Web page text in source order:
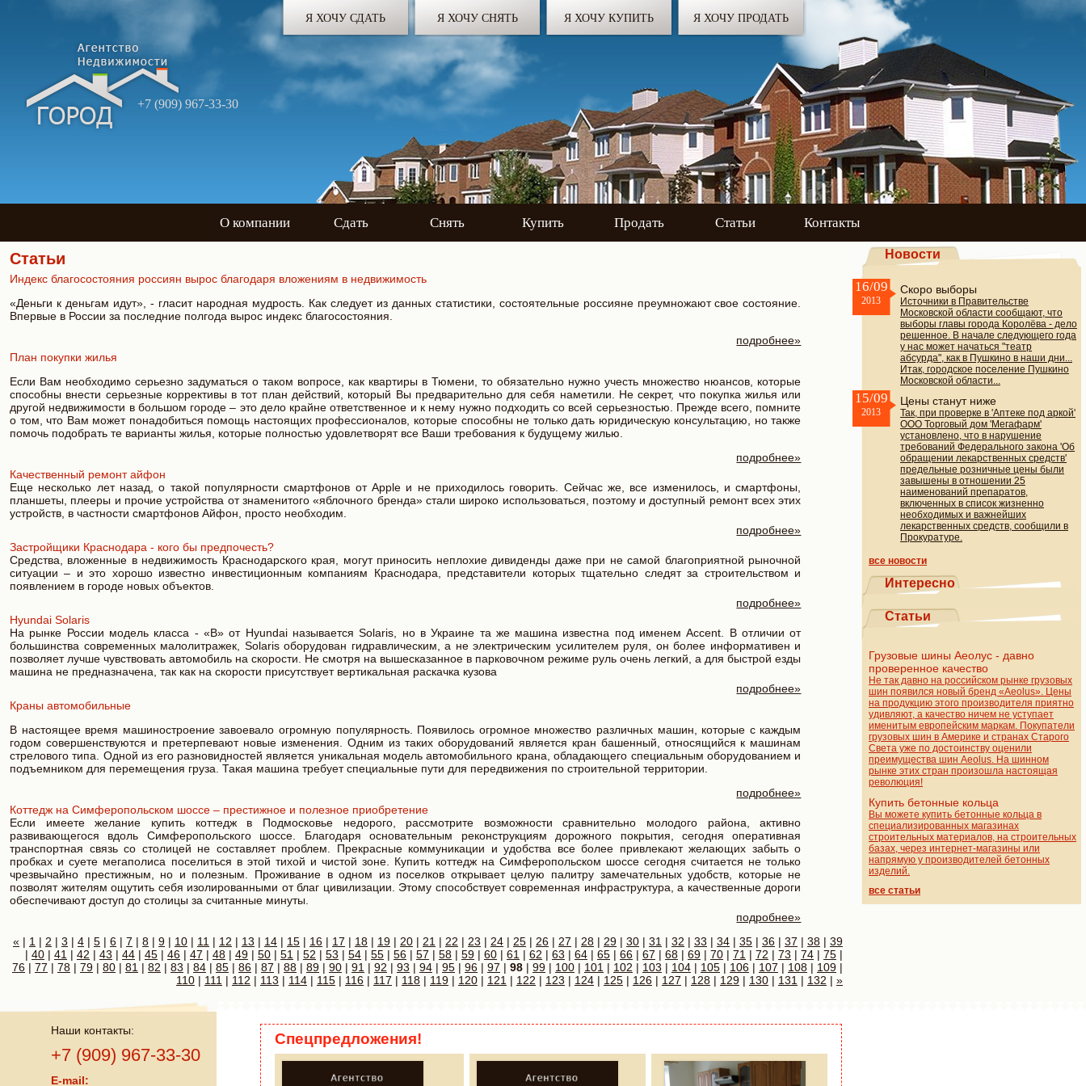
Я ХОЧУ СДАТЬ Я ХОЧУ СНЯТЬ Я ХОЧУ КУПИТЬ Я ХОЧУ ПРОДАТЬ
+7 (909) 967-33-30
О компании Сдать Снять Купить Продать Статьи Контакты
Статьи
Индекс благосостояния россиян вырос благодаря вложениям в недвижимость
«Деньги к деньгам идут», - гласит народная мудрость. Как следует из данных статистики, состоятельные россияне преумножают свое состояние.
Впервые в России за последние полгода вырос индекс благосостояния.
подробнее»
План покупки жилья
Если Вам необходимо серьезно задуматься о таком вопросе, как квартиры в Тюмени, то обязательно нужно учесть множество нюансов, которые
способны внести серьезные коррективы в тот план действий, который Вы предварительно для себя наметили. Не секрет, что покупка жилья или
другой недвижимости в большом городе – это дело крайне ответственное и к нему нужно подходить со всей серьезностью. Прежде всего, помните
о том, что Вам может понадобиться помощь настоящих профессионалов, которые способны не только дать юридическую консультацию, но также
помочь подобрать те варианты жилья, которые полностью удовлетворят все Ваши требования к будущему жилью.
подробнее»
Качественный ремонт айфон
Еще несколько лет назад, о такой популярности смартфонов от Applе и не приходилось говорить. Сейчас же, все изменилось, и смартфоны,
планшеты, плееры и прочие устройства от знаменитого «яблочного бренда» стали широко использоваться, поэтому и доступный ремонт всех этих
устройств, в частности смартфонов Айфон, просто необходим.
подробнее»
Застройщики Краснодара - кого бы предпочесть?
Средства, вложенные в недвижимость Краснодарского края, могут приносить неплохие дивиденды даже при не самой благоприятной рыночной
ситуации – и это хорошо известно инвестиционным компаниям Краснодара, представители которых тщательно следят за строительством и
появлением в городе новых объектов.
подробнее»
Hyundai Solaris
На рынке России модель класса - «В» от Hyundai называется Solaris, но в Украине та же машина известна под именем Accent. В отличии от
большинства современных малолитражек, Solaris оборудован гидравлическим, а не электрическим усилителем руля, он более информативен и
позволяет лучше чувствовать автомобиль на скорости. Не смотря на вышесказанное в парковочном режиме руль очень легкий, а для быстрой езды
машина не предназначена, так как на скорости присутствует вертикальная раскачка кузова
подробнее»
Краны автомобильные
В настоящее время машиностроение завоевало огромную популярность. Появилось огромное множество различных машин, которые с каждым
годом совершенствуются и претерпевают новые изменения. Одним из таких оборудований является кран башенный, относящийся к машинам
стрелового типа. Одной из его разновидностей является уникальная модель автомобильного крана, обладающего специальным оборудованием и
подъемником для перемещения груза. Такая машина требует специальные пути для передвижения по строительной территории.
подробнее»
Коттедж на Симферопольском шоссе – престижное и полезное приобретение
Если имеете желание купить коттедж в Подмосковье недорого, рассмотрите возможности сравнительно молодого района, активно
развивающегося вдоль Симферопольского шоссе. Благодаря основательным реконструкциям дорожного покрытия, сегодня оперативная
транспортная связь со столицей не составляет проблем. Прекрасные коммуникации и удобства все более привлекают желающих забыть о
пробках и суете мегаполиса поселиться в этой тихой и чистой зоне. Купить коттедж на Симферопольском шоссе сегодня считается не только
чрезвычайно престижным, но и полезным. Проживание в одном из поселков открывает целую палитру замечательных удобств, которые не
позволят жителям ощутить себя изолированными от благ цивилизации. Этому способствует современная инфраструктура, а качественные дороги
обеспечивают доступ до столицы за считанные минуты.
подробнее»
« | 1 | 2 | 3 | 4 | 5 | 6 | 7 | 8 | 9 | 10 | 11 | 12 | 13 | 14 | 15 | 16 | 17 | 18 | 19 | 20 | 21 | 22 | 23 | 24 | 25 | 26 | 27 | 28 | 29 | 30 | 31 | 32 | 33 | 34 | 35 | 36 | 37 | 38 | 39
| 40 | 41 | 42 | 43 | 44 | 45 | 46 | 47 | 48 | 49 | 50 | 51 | 52 | 53 | 54 | 55 | 56 | 57 | 58 | 59 | 60 | 61 | 62 | 63 | 64 | 65 | 66 | 67 | 68 | 69 | 70 | 71 | 72 | 73 | 74 | 75 |
76 | 77 | 78 | 79 | 80 | 81 | 82 | 83 | 84 | 85 | 86 | 87 | 88 | 89 | 90 | 91 | 92 | 93 | 94 | 95 | 96 | 97 | 98 | 99 | 100 | 101 | 102 | 103 | 104 | 105 | 106 | 107 | 108 | 109 |
110 | 111 | 112 | 113 | 114 | 115 | 116 | 117 | 118 | 119 | 120 | 121 | 122 | 123 | 124 | 125 | 126 | 127 | 128 | 129 | 130 | 131 | 132 | »
Новости
16/09
2013
Скоро выборы
Источники в Правительстве
Московской области сообщают, что
выборы главы города Королёва - дело
решенное. В начале следующего года
у нас может начаться "театр
абсурда", как в Пушкино в наши дни...
Итак, городское поселение Пушкино
Московской области...
15/09
2013
Цены станут ниже
Так, при проверке в 'Аптеке под аркой'
ООО Торговый дом 'Мегафарм'
установлено, что в нарушение
требований Федерального закона 'Об
обращении лекарственных средств'
предельные розничные цены были
завышены в отношении 25
наименований препаратов,
включенных в список жизненно
необходимых и важнейших
лекарственных средств, сообщили в
Прокуратуре.
все новости
Интересно
Статьи
Грузовые шины Аеолус - давно
проверенное качество
Не так давно на российском рынке грузовых
шин появился новый бренд «Aeolus». Цены
на продукцию этого производителя приятно
удивляют, а качество ничем не уступает
именитым европейским маркам. Покупатели
грузовых шин в Америке и странах Старого
Света уже по достоинству оценили
преимущества шин Aeolus. На шинном
рынке этих стран произошла настоящая
революция!
Купить бетонные кольца
Вы можете купить бетонные кольца в
специализированных магазинах
строительных материалов, на строительных
базах, через интернет-магазины или
напрямую у производителей бетонных
изделий.
все статьи
Наши контакты:
+7 (909) 967-33-30
E-mail:
Спецпредложения!